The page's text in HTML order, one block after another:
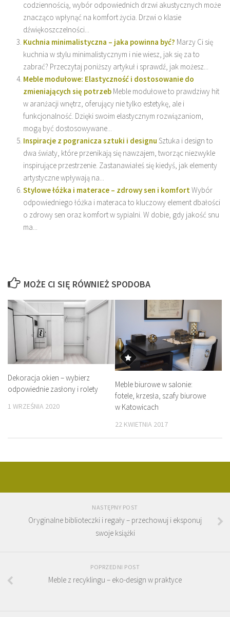
codziennością, wybór odpowiednich drzwi akustycznych może
znacząco wpłynąć na komfort życia. Drzwi o klasie
dźwiękoszczelności...
Kuchnia minimalistyczna – jaka powinna być? Marzy Ci się
kuchnia w stylu minimalistycznym i nie wiesz, jak się za to
zabrać? Przeczytaj poniższy artykuł i sprawdź, jak możesz...
Meble modułowe: Elastyczność i dostosowanie do
zmieniających się potrzeb Meble modułowe to prawdziwy hit
w aranżacji wnętrz, oferujący nie tylko estetykę, ale i
funkcjonalność. Dzięki swoim elastycznym rozwiązaniom,
mogą być dostosowywane...
Inspiracje z pogranicza sztuki i designu Sztuka i design to
dwa światy, które przenikają się nawzajem, tworząc niezwykle
inspirujące przestrzenie. Zastanawiałeś się kiedyś, jak elementy
artystyczne wpływają na...
Stylowe łóżka i materace – zdrowy sen i komfort Wybór
odpowiedniego łóżka i materaca to kluczowy element dbałości
o zdrowy sen oraz komfort w sypialni. W dobie, gdy jakość snu
ma...
MOŻE CI SIĘ RÓWNIEŻ SPODOBA
Dekoracja okien – wybierz
odpowiednie zasłony i rolety
1 WRZEŚNIA 2020
Meble biurowe w salonie:
fotele, krzesła, szafy biurowe
w Katowicach
22 KWIETNIA 2017
NASTĘPNY POST
Oryginalne biblioteczki i regały – przechowuj i eksponuj
swoje książki
POPRZEDNI POST
Meble z recyklingu – eko-design w praktyce